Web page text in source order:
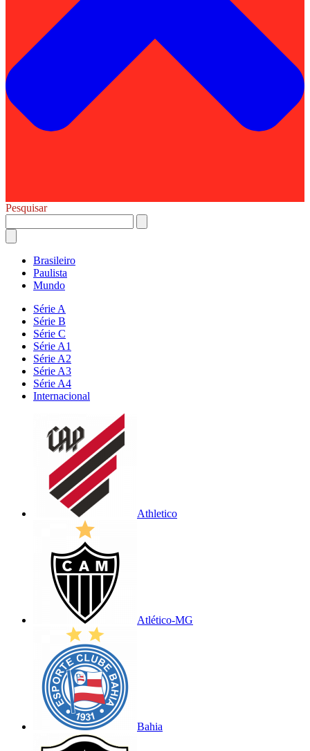
Pesquisar
Brasileiro
Paulista
Mundo
Série A
Série B
Série C
Série A1
Série A2
Série A3
Série A4
Internacional
Athletico
Atlético-MG
Bahia